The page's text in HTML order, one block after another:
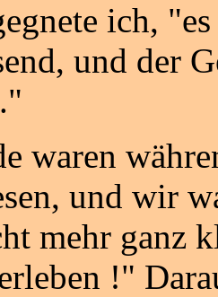
ich,
und der
waren
und wir
mehr ganz
!"